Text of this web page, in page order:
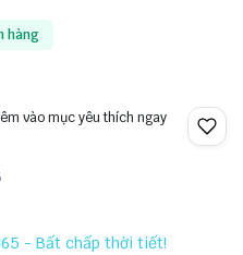
hàng
vào mục yêu thích ngay
- Bất chấp thời tiết!